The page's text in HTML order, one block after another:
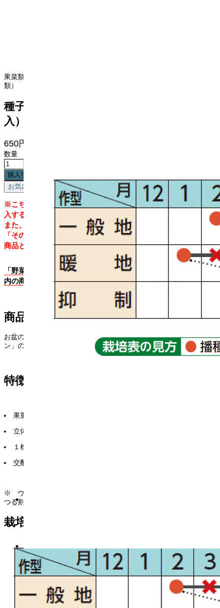
果菜類の種, メロン・瓜の種, 野菜の種（葉菜・根菜・果菜・マメ
類）
種子／F1 ピンクゴールドメロン（8粒
入）
650円
数量
購入手続きへ
お気に入りに追加
※こちらの種子は「トマト」「スイートコーン」の種と同時購
入することが出来ません。
また、「産直野菜」「加工食品」「野菜の苗」「野菜の肥料」
「その他：農家様・小売業者様向け販促資材」のカテゴリーの
商品と同時購入することが出来ません。
「野菜の種（葉菜類・根菜類・果菜類・マメ類）」カテゴリー
内の商品とのみ同時購入頂けます。
商品説明
お盆のお飾りにもなる日持ちの良いメロン「ピンクゴールドメロ
ン」の種子。8粒入り。
特徴
果重は1.5〜2kg、糖度12〜15度。
立体栽培、地這い栽培両方可能で、栽培容易。
１株に２〜６果収穫可能。
交配後45日目から収穫可能。
※ ウドンコ病は出るため、適宜防除が必要。
つる割れ病は抵抗性台木で防ぐ。
栽培暦